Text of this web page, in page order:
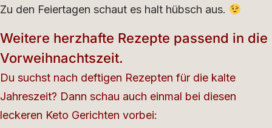
Zu den Feiertagen schaut es halt hübsch aus.
Weitere herzhafte Rezepte passend in die
Vorweihnachtszeit.
Du suchst nach deftigen Rezepten für die kalte
Jahreszeit? Dann schau auch einmal bei diesen
leckeren Keto Gerichten vorbei: